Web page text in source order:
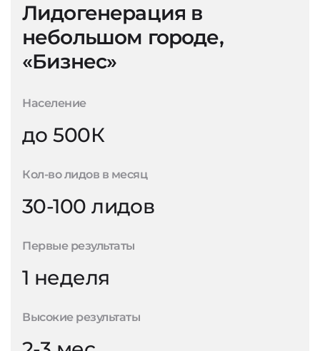
Лидогенерация в
небольшом городе,
«Бизнес»
Население
до 500К
Кол-во лидов в месяц
30-100 лидов
Первые результаты
1 неделя
Высокие результаты